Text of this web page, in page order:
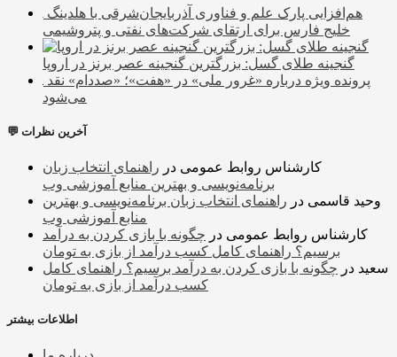
هم‌افزایی پارک علم و فناوری آذربایجان‌شرقی با هلدینگ
خلیج فارس برای ارتقای شرکت‌های نفتی و پتروشیمی
گنجینه طلای گسل: بزرگترین گنجینه عصر برنز در اروپا
پرونده ویژه درباره «غرور ملی» در «هفت»؛ «صددام» نقد
می‌شود
💬 آخرین نظرات
کارشناس روابط عمومی در راهنمای انتخاب زبان
برنامه‌نویسی و بهترین منابع آموزشی وب
وحید قاسمی در راهنمای انتخاب زبان برنامه‌نویسی و بهترین
منابع آموزشی وب
کارشناس روابط عمومی در چگونه با بازی کردن به درآمد
برسیم؟ راهنمای کامل کسب درآمد از بازی به تومان
سعید در چگونه با بازی کردن به درآمد برسیم؟ راهنمای کامل
کسب درآمد از بازی به تومان
اطلاعات بیشتر